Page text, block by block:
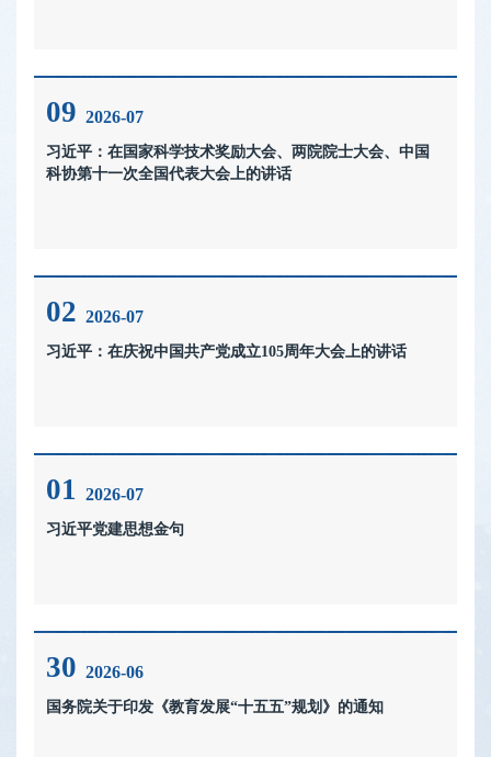
09 2026-07
习近平：在国家科学技术奖励大会、两院院士大会、中国
科协第十一次全国代表大会上的讲话
02 2026-07
习近平：在庆祝中国共产党成立105周年大会上的讲话
01 2026-07
习近平党建思想金句
30 2026-06
国务院关于印发《教育发展“十五五”规划》的通知